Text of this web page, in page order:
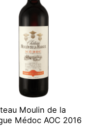
Moulin de la
Médoc AOC 2016